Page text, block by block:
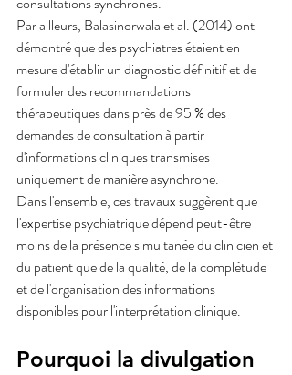
Par ailleurs, Balasinorwala et al. (2014) ont
démontré que des psychiatres étaient en
mesure d'établir un diagnostic définitif et de
formuler des recommandations
thérapeutiques dans près de 95 % des
demandes de consultation à partir
d'informations cliniques transmises
uniquement de manière asynchrone.
Dans l'ensemble, ces travaux suggèrent que
l'expertise psychiatrique dépend peut-être
moins de la présence simultanée du clinicien et
du patient que de la qualité, de la complétude
et de l'organisation des informations
disponibles pour l'interprétation clinique.
Pourquoi la divulgation